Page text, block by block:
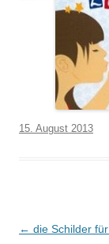
15. August 2013
Beitrags-
← die Schilder